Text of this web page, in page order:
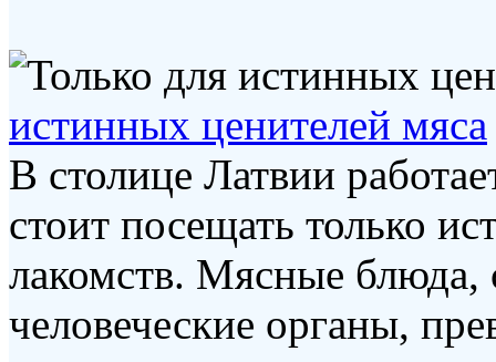
истинных ценителей мяса
В столице Латвии
стоит посещать только
лакомств. Мясные блюда,
человеческие органы,